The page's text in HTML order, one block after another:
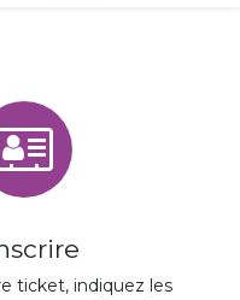
ticket, indiquez les